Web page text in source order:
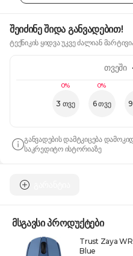
შეიძინე შიდა განვადებით!
ტექნიკის ყიდვა უკვე ძალიან
0%
3 თვე
0%
6 თვე
თვეში
განვადების დამტკიცება
საკრედიტო ისტორიაზე
მსგავსი პროდუქტები
Trust Zaya
Blue